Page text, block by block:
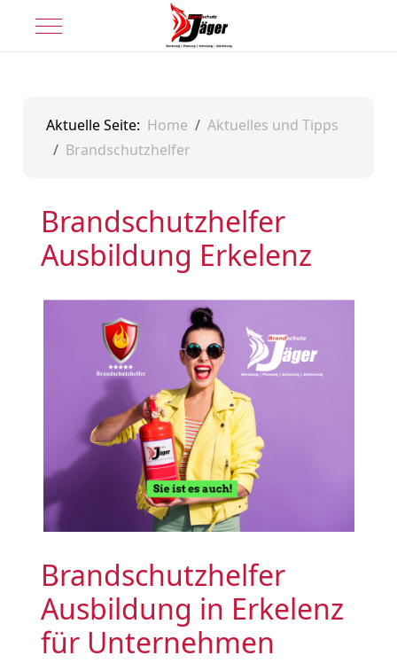
Mobile Menu Toggle
Aktuelle Seite: Home
Aktuelles und Tipps
Brandschutzhelfer
Brandschutzhelfer
Ausbildung Erkelenz
Brandschutzhelfer
Ausbildung in Erkelenz
für Unternehmen